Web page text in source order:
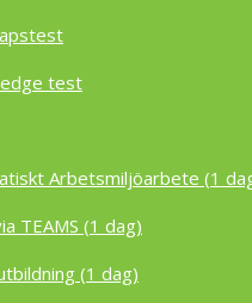
test
Arbetsmiljöarbete (1
TEAMS (1 dag)
(1 dag)